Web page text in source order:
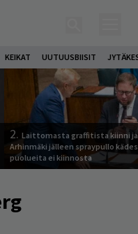
KEIKAT UUTUUSBIISIT
2. Laittomasta graffitista kiinni
Arhinmäki jälleen spraypullo
puolueita ei kiinnosta